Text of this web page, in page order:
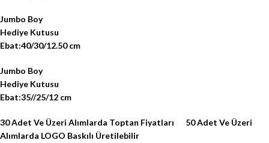
Jumbo Boy
Hediye Kutusu
Ebat:40/30/12.50 cm
Jumbo Boy
Hediye Kutusu
Ebat:35//25/12 cm
30 Adet Ve Üzeri Alımlarda Toptan Fiyatları 50 Adet Ve Üzeri
Alımlarda LOGO Baskılı Üretilebilir